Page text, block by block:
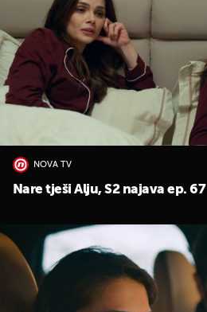
NOVA TV
Nare tješi Alju, S2 najava ep. 67